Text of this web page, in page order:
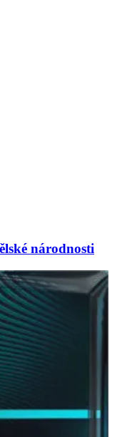
národnosti